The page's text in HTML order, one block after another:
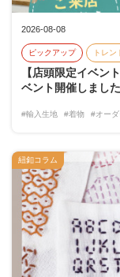
2026-08-08
ピックアップ トレン
【店頭限定イベン
ベント開催しました
#輸入生地 #着物 #オー
紐釦コラム